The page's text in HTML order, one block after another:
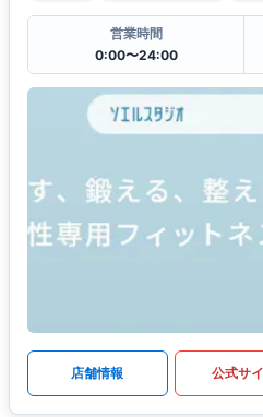
営業時間
0:00〜24:00
店舗情報 公式サ